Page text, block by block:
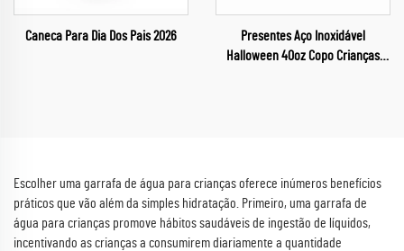
Caneca Para Dia Dos Pais 2026
Presentes Aço Inoxidável
Halloween 40oz Copo Crianças
Escolher uma garrafa de água para crianças oferece inúmeros benefícios
práticos que vão além da simples hidratação. Primeiro, uma garrafa de
água para crianças promove hábitos saudáveis de ingestão de líquidos,
incentivando as crianças a consumirem diariamente a quantidade